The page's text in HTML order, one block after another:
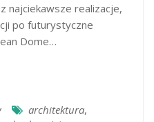
najciekawsze realizacje,
po futurystyczne
Dome…
architektura,